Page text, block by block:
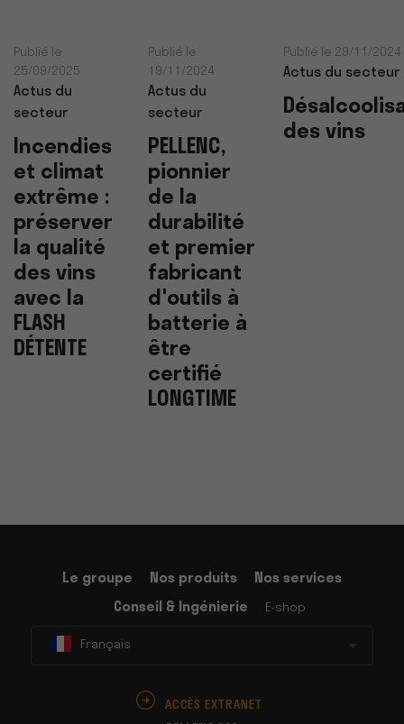
Publié le
25/09/2025
Actus du
secteur
Incendies
et climat
extrême :
préserver
la qualité
des vins
avec la
FLASH
DÉTENTE
Publié le
19/11/2024
Actus du
secteur
PELLENC,
pionnier
de la
durabilité
et premier
fabricant
d'outils à
batterie à
être
certifié
LONGTIME
Publié le 29/11/2024
Actus du secteur
des vins
Le groupe Nos produits
Nos services
Conseil & Ingénierie
E-shop
Français
ACCÈS EXTRANET